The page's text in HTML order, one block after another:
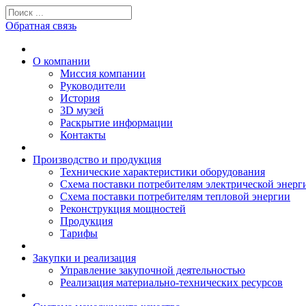
Обратная связь
О компании
Миссия компании
Руководители
История
3D музей
Раскрытие информации
Контакты
Производство и продукция
Технические характеристики оборудования
Схема поставки потребителям электрической
Схема поставки потребителям тепловой энергии
Реконструкция мощностей
Продукция
Тарифы
Закупки и реализация
Управление закупочной деятельностью
Реализация материально-технических ресурсов